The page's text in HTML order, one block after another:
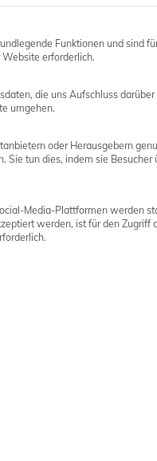
ACUSON X600
für die eine
Funktionen und sind
erforderlich.
die uns Aufschluss
umgehen.
oder Herausgebern
Sie tun dies, indem sie Besucher
Media-Plattformen werden
werden, ist für den Zugriff